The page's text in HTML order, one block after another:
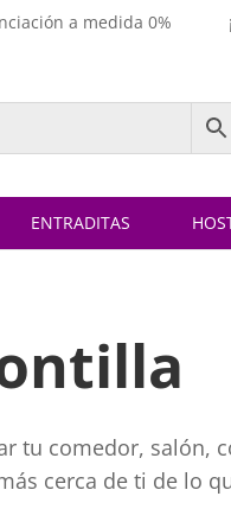
a medida 0%
ENTRADITAS
tu comedor, salón,
cerca de ti de lo